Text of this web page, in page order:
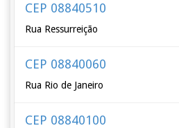
CEP 08840510
Rua Ressurreição
CEP 08840060
Rua Rio de Janeiro
CEP 08840100